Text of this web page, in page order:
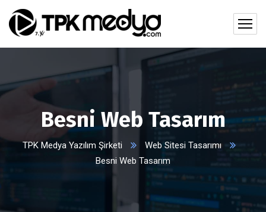
Besni Web Tasarım
TPK Medya Yazılım Şirketi
Web Sitesi Tasarımı
Besni Web Tasarım